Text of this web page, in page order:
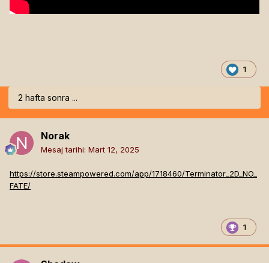
1
2 hafta sonra ...
Norak
Mesaj tarihi: Mart 12, 2025
https://store.steampowered.com/app/1718460/Terminator_2D_NO_
FATE/
1